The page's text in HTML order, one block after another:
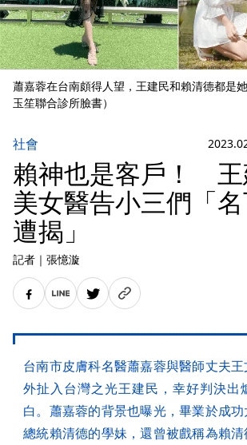
蕭嘉蓉在台南頗得人望，王建民和賴清德都是
玉笙聯合診所臉書）
社會
賴神也是客戶！ 王
美女醫告小三們「
遭揭」
記者 ｜ 張憶漩
台南市皮膚科名醫蕭嘉蓉與醫師丈夫
外扯入台灣之光王建民，幸好判決出
白。蕭嘉蓉的背景也曝光，畢業於成
總統賴清德的學妹，還曾被戲稱為賴